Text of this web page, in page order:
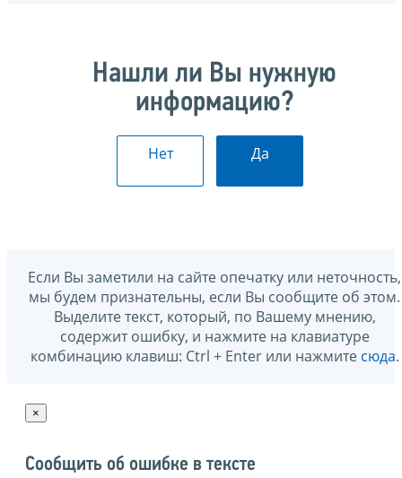
Нашли ли Вы нужную
информацию?
Нет Да
Если Вы заметили на сайте опечатку или неточность,
мы будем признательны, если Вы сообщите об этом.
Выделите текст, который, по Вашему мнению,
содержит ошибку, и нажмите на клавиатуре
комбинацию клавиш: Ctrl + Enter или нажмите сюда.
×
Сообщить об ошибке в тексте